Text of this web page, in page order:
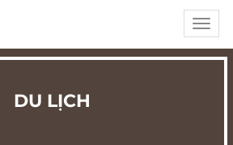
DU LỊCH